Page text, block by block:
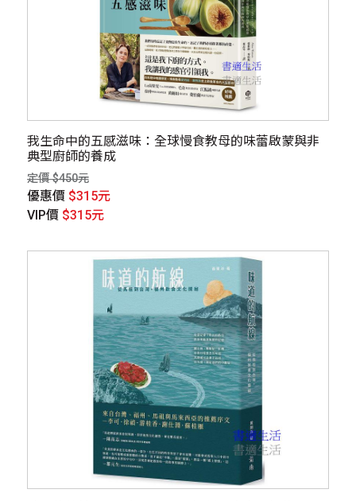
我生命中的五感滋味：全球慢食教母的味蕾啟蒙與非
典型廚師的養成
定價 $450元
優惠價 $315元
VIP價 $315元